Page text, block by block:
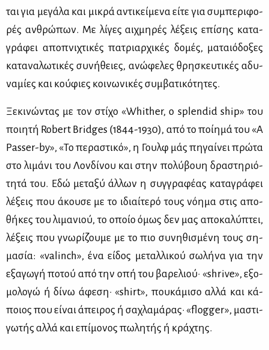
ται για με­γά­λα και μι­κρά αντι­κεί­με­να εί­τε για συ­μπε­ρι­φο­
ρές αν­θρώ­πων. Με λί­γες αιχ­μη­ρές λέ­ξεις επί­σης κα­τα­
γρά­φει απο­πνι­χτι­κές πα­τριαρ­χι­κές δο­μές, μα­ταιό­δο­ξες
κα­τα­να­λω­τι­κές συ­νή­θειες, ανώ­φε­λες θρη­σκευ­τι­κές αδυ­
να­μί­ες και κού­φιες κοι­νω­νι­κές συμ­βα­τι­κό­τη­τες.
Ξε­κι­νώ­ντας με τον στί­χο «Whither, o splendid ship» του
ποι­η­τή Robert Bridges (1844-1930), από το ποί­η­μά του «A
Passer-by», «Το πε­ρα­στι­κό», η Γουλφ μάς πη­γαί­νει πρώ­τα
στο λι­μά­νι του Λον­δί­νου και στην πο­λύ­βουη δρα­στη­ριό­
τη­τά του. Εδώ με­τα­ξύ άλ­λων η συγ­γρα­φέ­ας κα­τα­γρά­φει
λέ­ξεις που άκου­σε με το ιδιαί­τε­ρό τους νό­η­μα στις απο­
θή­κες του λι­μα­νιού, το οποίο όμως δεν μας απο­κα­λύ­πτει,
λέ­ξεις που γνω­ρί­ζου­με με το πιο συ­νη­θι­σμέ­νη τους ση­
μα­σία: «valinch», ένα εί­δος με­ταλ­λι­κού σω­λή­να για την
εξα­γω­γή πο­τού από την οπή του βα­ρε­λιού· «shrive», εξο­
μο­λο­γώ ή δί­νω άφε­ση· «shirt», που­κά­μι­σο αλ­λά και κά­
ποιος που εί­ναι άπει­ρος ή σα­χλα­μά­ρας· «flogger», μα­στι­
γω­τής αλ­λά και επί­μο­νος πω­λη­τής ή κρά­χτης.